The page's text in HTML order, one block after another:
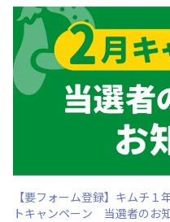
【要フォーム登録】キムチ
トキャンペーン 当選者のお